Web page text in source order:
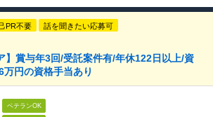
PR不要 話を聞きたい応募可
】賞与年3回/受託案件有/年休122日以上/資
円の資格手当あり
ベテランOK